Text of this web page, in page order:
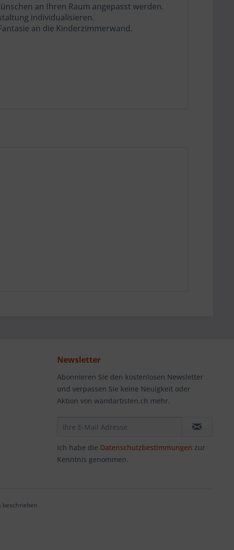
an Ihren Raum angepasst werden.
individualisieren.
an die Kinderzimmerwand.
Newsletter
Abonnieren Sie den kostenlosen Newsletter
und verpassen Sie keine Neuigkeit oder
Aktion von wandartisten.ch mehr.
Ich habe die Datenschutzbestimmungen zur
Kenntnis genommen.
beschrieben